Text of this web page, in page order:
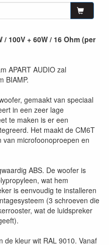
/ 100V + 60W / 16 Ohm (per
APART AUDIO zal
BIAMP.
gemaakt van speciaal
in een zeer lage
te maken is er een
Het maakt de CM6T
microfoonoproepen en
ABS. De woofer is
wat hem
is eenvoudig te installeren
(3 schroeven die
wat de luidspreker
de kleur wit RAL 9010. Vanaf